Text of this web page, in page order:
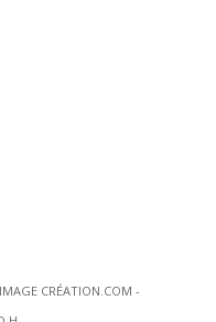
CRÉATION.COM -